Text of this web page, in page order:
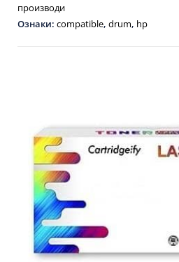
производи
Ознаки: compatible, drum, hp